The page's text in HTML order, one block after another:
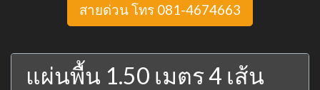
สายด่วน โทร 081-4674663
แผ่นพื้น 1.50 เมตร 4 เส้น